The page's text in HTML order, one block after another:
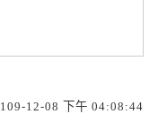
109-12-08 下午 04:08:44